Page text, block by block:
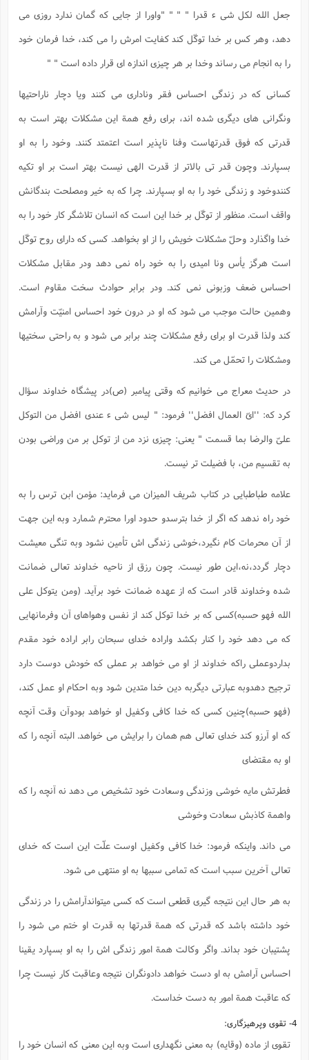
جعل الله لکل شی ء قدرا " " " "واورا از جایی که گمان ندارد روزی می
دهد، وهر کس بر خدا توکّل کند کفایت امرش را می کند، خدا فرمان خود
را به انجام می رساند وخدا بر هر چیزی اندازه ای قرار داده است " "
کسانی که در زندگی احساس فقر وناداری می کنند ویا دچار ناراحتیها
ونگرانی های دیگری شده اند، برای رفع همة این مشکلات بهتر است به
قدرتی که فوق قدرتهاست وفنا ناپذیر است اعتمتد کنند. وخود را به او
بسپارند. وچون قدر تی بالاتر از قدرت الهی نیست بهتر است بر او تکیه
کنندوخود و زندگی خود را به او بسپارند. چرا که به خیر ومصلحت بندگانش
واقف است. منظور از توکّل بر خدا این است که انسان تلاشگر کار خود را به
خدا واگذارد وحلّ مشکلات خویش را از او بخواهد. کسی که دارای روح توکّل
است هرگز یأس ونا امیدی را به خود راه نمی دهد ودر مقابل مشکلات
احساس ضعف وزبونی نمی کند. ودر برابر حوادث سخت مقاوم است.
وهمین حالت موجب می شود که او در درون خود احساس امنیّت وآرامش
کند ولذا قدرت او برای رفع مشکلات چند برابر می شود و به راحتی سختیها
ومشکلات را تحمّل می کند.
در حدیث معراج می خوانیم که وقتی پیامبر (ص)در پیشگاه خداوند سؤال
کرد که: ''ایّ العمال افضل'' فرمود: " لیس شی ء عندی افضل من التوکل
علیّ والرضا بما قسمت " یعنی: چیزی نزد من از توکل بر من وراضی بودن
به تقسیم من، با فضیلت تر نیست.
علامه طباطبایی در کتاب شریف المیزان می فرماید: مؤمن ابن ترس را به
خود راه ندهد که اگر از خدا بترسدو حدود اورا محترم شمارد وبه این جهت
از آن محرمات کام نگیرد،خوشی زندگی اش تأمین نشود وبه تنگی معیشت
دچار گردد،نه،این طور نیست. چون رزق از ناحیه خداوند تعالی ضمانت
شده وخداوند قادر است که از عهده ضمانت خود برآید. (ومن یتوکل علی
الله فهو حسبه)کسی که بر خدا توکل کند از نفس وهواهای آن وفرمانهایی
که می دهد خود را کنار بکشد واراده خدای سبحان رابر اراده خود مقدم
بداردوعملی راکه خداوند از او می خواهد بر عملی که خودش دوست دارد
ترجیح دهدوبه عبارتی دیگربه دین خدا متدین شود وبه احکام او عمل کند،
(فهو حسبه)چنین کسی که خدا کافی وکفیل او خواهد بودوآن وقت آنچه
که او آرزو کند خدای تعالی هم همان را برایش می خواهد. البته آنچه را که
او به مقتضای
فطرتش مایه خوشی وزندگی وسعادت خود تشخیص می دهد نه آنچه را که
واهمة کاذبش سعادت وخوشی
می داند. واینکه فرمود: خدا کافی وکفیل اوست علّت این است که خدای
تعالی آخرین سبب است که تمامی سببها به او منتهی می شود.
به هر حال این نتیجه گیری قطعی است که کسی میتواندآرامش را در زندگی
خود داشته باشد که قدرتی که همة قدرتها به قدرت او ختم می شود را
پشتیبان خود بداند. واگر وکالت همة امور زندگی اش را به او بسپارد یقینا
احساس آرامش به او دست خواهد دادونگران نتیجه وعاقبت کار نیست چرا
که عاقبت همة امور به دست خداست.
4- تقوی وپرهیزگاری:
تقوی از ماده (وقایه) به معنی نگهداری است وبه این معنی که انسان خود را